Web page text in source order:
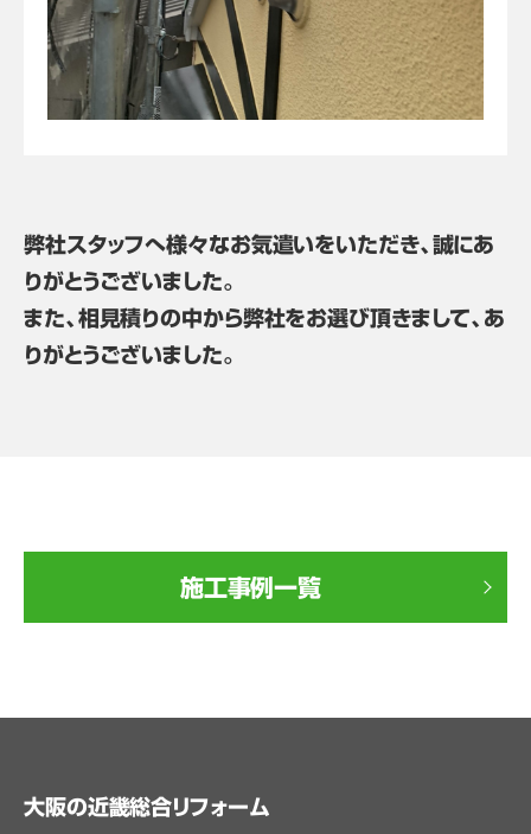
弊社スタッフへ様々なお気遣いをいただき、誠にあ
りがとうございました。
また、相見積りの中から弊社をお選び頂きまして、あ
りがとうございました。
施工事例一覧
大阪の近畿総合リフォーム